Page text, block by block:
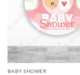
BABY SHOWER